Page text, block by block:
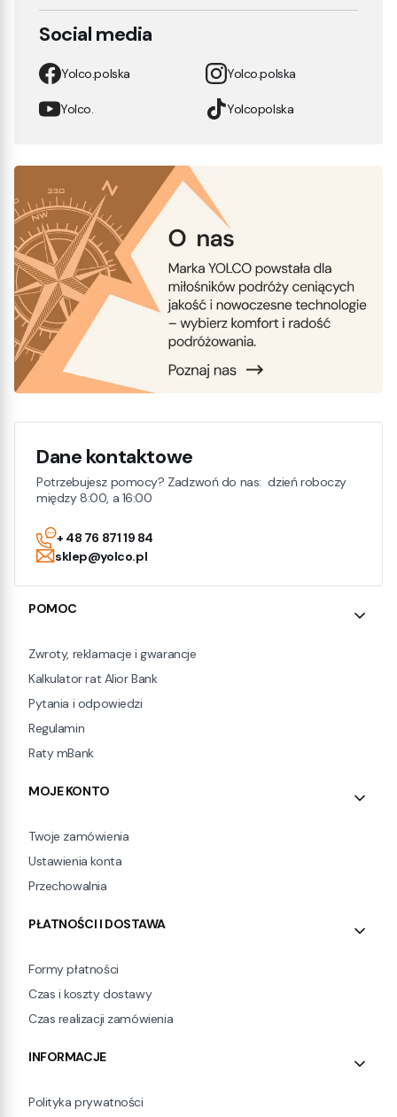
Social media
Yolco.polska Yolco.polska
Yolco. Yolcopolska
Dane kontaktowe
Potrzebujesz pomocy? Zadzwoń do nas: dzień roboczy
między 8:00, a 16:00
+ 48 76 871 19 84
sklep@yolco.pl
Linki w stopce
POMOC
Zwroty, reklamacje i gwarancje
Kalkulator rat Alior Bank
Pytania i odpowiedzi
Regulamin
Raty mBank
MOJE KONTO
Twoje zamówienia
Ustawienia konta
Przechowalnia
PŁATNOŚCI I DOSTAWA
Formy płatności
Czas i koszty dostawy
Czas realizacji zamówienia
INFORMACJE
Polityka prywatności